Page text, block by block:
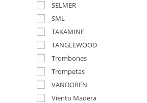
SELMER
SML
TAKAMINE
TANGLEWOOD
Trombones
Trompetas
VANDOREN
Viento Madera